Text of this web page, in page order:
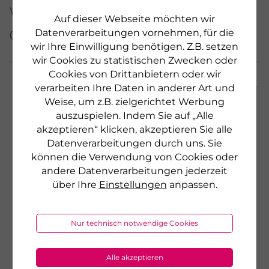
Auf dieser Webseite möchten wir
Datenverarbeitungen vornehmen, für die
wir Ihre Einwilligung benötigen. Z.B. setzen
wir Cookies zu statistischen Zwecken oder
Cookies von Drittanbietern oder wir
verarbeiten Ihre Daten in anderer Art und
Weise, um z.B. zielgerichtet Werbung
auszuspielen. Indem Sie auf „Alle
akzeptieren“ klicken, akzeptieren Sie alle
Datenverarbeitungen durch uns. Sie
können die Verwendung von Cookies oder
andere Datenverarbeitungen jederzeit
über Ihre Einstellungen anpassen.
Nur technisch notwendige Cookies
Alle akzeptieren
Weitere Produkte aus
dieser Serie